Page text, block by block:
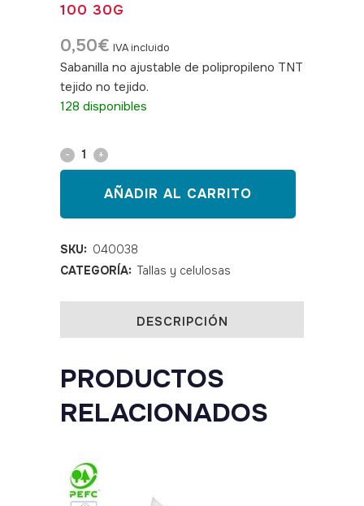
100 30G
0,50€ IVA incluido
Sabanilla no ajustable de polipropileno TNT
tejido no tejido.
128 disponibles
Talla
polipropileno
75
x
100
30G
AÑADIR AL CARRITO
SKU: 040038
CATEGORÍA: Tallas y celulosas
DESCRIPCIÓN
PRODUCTOS
RELACIONADOS